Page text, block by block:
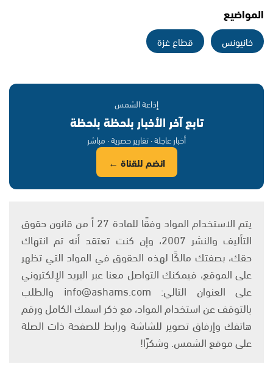
المواضيع
خانيونس قطاع غزة
إذاعة الشمس
تابع آخر الأخبار بلحظة بلحظة
أخبار عاجلة · تقارير حصرية · مباشر
انضم للقناة ←
يتم الاستخدام المواد وفقًا للمادة 27 أ من قانون حقوق
التأليف والنشر 2007، وإن كنت تعتقد أنه تم انتهاك
حقك، بصفتك مالكًا لهذه الحقوق في المواد التي تظهر
على الموقع، فيمكنك التواصل معنا عبر البريد الإلكتروني
على العنوان التالي: info@ashams.com والطلب
بالتوقف عن استخدام المواد، مع ذكر اسمك الكامل ورقم
هاتفك وإرفاق تصوير للشاشة ورابط للصفحة ذات الصلة
على موقع الشمس. وشكرًا!